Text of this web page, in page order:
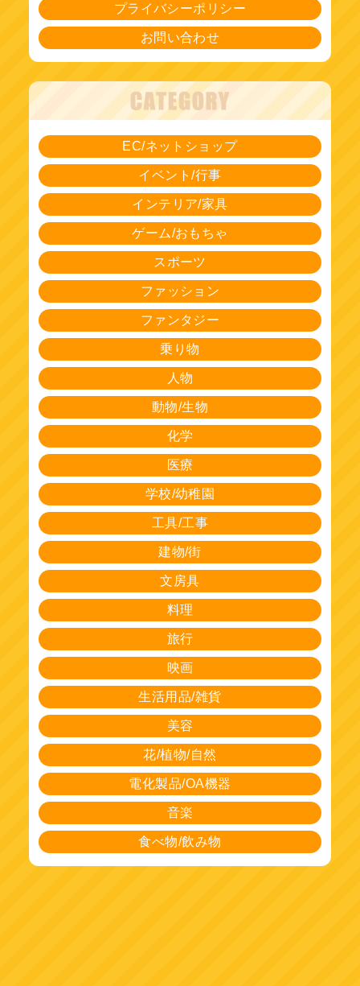
プライバシーポリシー
お問い合わせ
EC/ネットショップ
イベント/行事
インテリア/家具
ゲーム/おもちゃ
スポーツ
ファッション
ファンタジー
乗り物
人物
動物/生物
化学
医療
学校/幼稚園
工具/工事
建物/街
文房具
料理
旅行
映画
生活用品/雑貨
美容
花/植物/自然
電化製品/OA機器
音楽
食べ物/飲み物